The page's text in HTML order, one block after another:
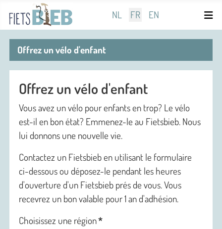
Sélectionnez votre langue
NL FR EN
Offrez un vélo d'enfant
Offrez un vélo d'enfant
Vous avez un vélo pour enfants en trop? Le vélo
est-il en bon état? Emmenez-le au Fietsbieb. Nous
lui donnons une nouvelle vie.
Contactez un Fietsbieb en utilisant le formulaire
ci-dessous ou déposez-le pendant les heures
d'ouverture d'un Fietsbieb prés de vous. Vous
recevrez un bon valable pour 1 an d'adhésion.
Choisissez une région*